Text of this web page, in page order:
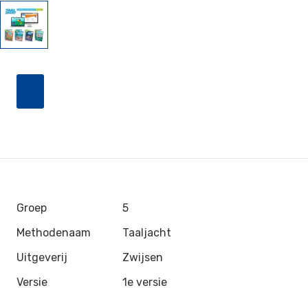
Groep
5
Methodenaam
Taaljacht
Uitgeverij
Zwijsen
Versie
1e versie